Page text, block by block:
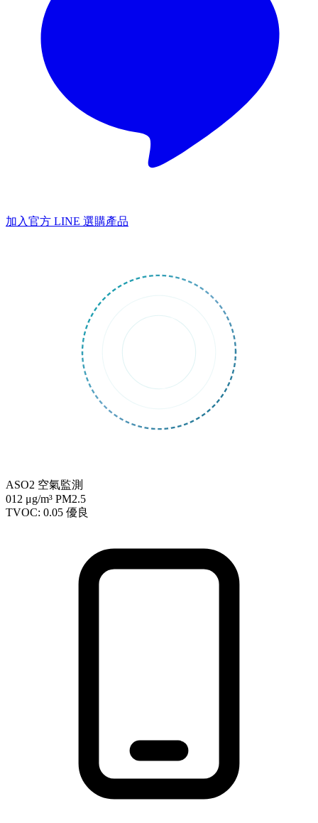
加入官方 LINE 選購產品
ASO2 空氣監測
012 μg/m³ PM2.5
TVOC: 0.05 優良